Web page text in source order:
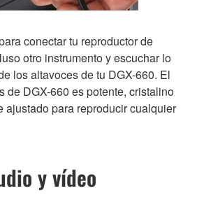
conectar tu reproductor de
otro instrumento y escuchar lo
los altavoces de tu DGX-660. El
de DGX-660 es potente, cristalino
ajustado para reproducir cualquier
y vídeo